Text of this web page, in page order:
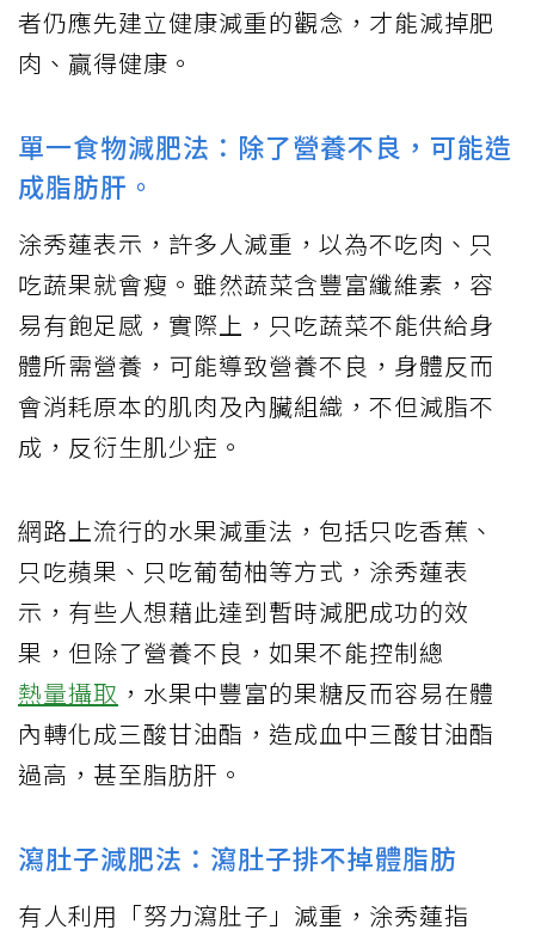
者仍應先建立健康減重的觀念，才能減掉肥
肉、贏得健康。
單一食物減肥法：除了營養不良，可能造
成脂肪肝。
涂秀蓮表示，許多人減重，以為不吃肉、只
吃蔬果就會瘦。雖然蔬菜含豐富纖維素，容
易有飽足感，實際上，只吃蔬菜不能供給身
體所需營養，可能導致營養不良，身體反而
會消耗原本的肌肉及內臟組織，不但減脂不
成，反衍生肌少症。
網路上流行的水果減重法，包括只吃香蕉、
只吃蘋果、只吃葡萄柚等方式，涂秀蓮表
示，有些人想藉此達到暫時減肥成功的效
果，但除了營養不良，如果不能控制總
熱量攝取 ，水果中豐富的果糖反而容易在體
內轉化成三酸甘油酯，造成血中三酸甘油酯
過高，甚至脂肪肝。
瀉肚子減肥法：瀉肚子排不掉體脂肪
有人利用「努力瀉肚子」減重，涂秀蓮指